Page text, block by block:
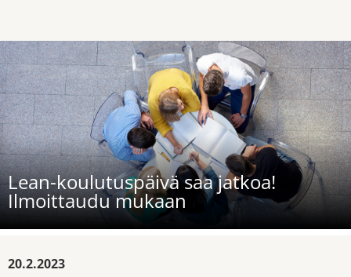
Lean-koulutuspäivä saa jatkoa!
Ilmoittaudu mukaan
20.2.2023